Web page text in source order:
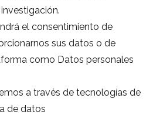
el consentimiento de
sus datos o de
como Datos personales
a través de tecnologías de
de datos